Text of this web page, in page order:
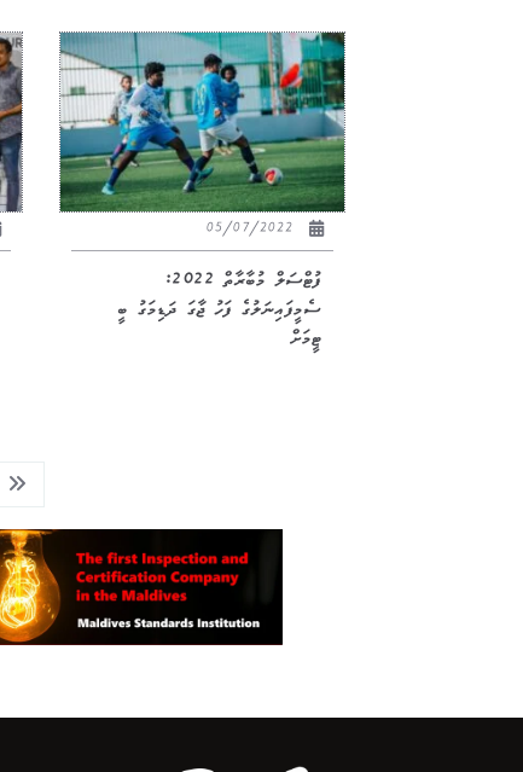
05/07/2022
ފުޓްސަލް މުބާރާތް 2022:
ސެމީފައިނަލުގެ ފަހު ޖާގަ ދަޑިމަގު ބީ
ޓީމަށް